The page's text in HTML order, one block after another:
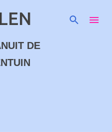
hoofdcontent
DE